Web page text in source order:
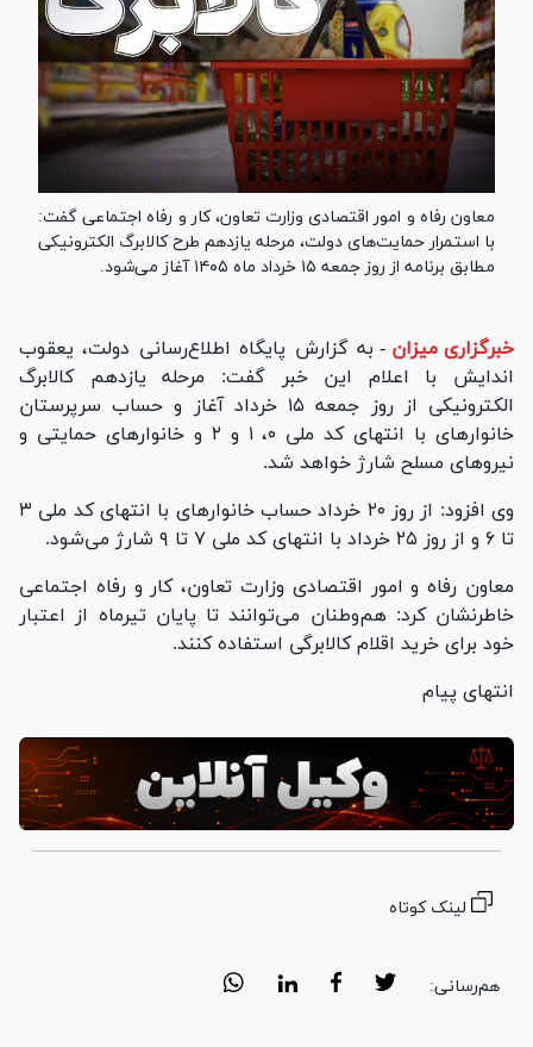
معاون رفاه و امور اقتصادی وزارت تعاون، کار و رفاه اجتماعی گفت:
با استمرار حمایت‌های دولت، مرحله یازدهم طرح کالابرگ الکترونیکی
مطابق برنامه از روز جمعه ۱۵ خرداد ماه ۱۴۰۵ آغاز می‌شود.
خبرگزاری میزان - به گزارش پایگاه اطلاع‌رسانی دولت، یعقوب
اندایش با اعلام این خبر گفت: مرحله یازدهم کالابرگ
الکترونیکی از روز جمعه ۱۵ خرداد آغاز و حساب سرپرستان
خانوار‌های با انتهای کد ملی ۰، ۱ و ۲ و خانوار‌های حمایتی و
نیرو‌های مسلح شارژ خواهد شد.
وی افزود: از روز ۲۰ خرداد حساب خانوار‌های با انتهای کد ملی ۳
تا ۶ و از روز ۲۵ خرداد با انتهای کد ملی ۷ تا ۹ شارژ می‌شود.
معاون رفاه و امور اقتصادی وزارت تعاون، کار و رفاه اجتماعی
خاطرنشان کرد: هم‌وطنان می‌توانند تا پایان تیرماه از اعتبار
خود برای خرید اقلام کالابرگی استفاده کنند.
انتهای پیام
لینک کوتاه
هم‌رسانی: